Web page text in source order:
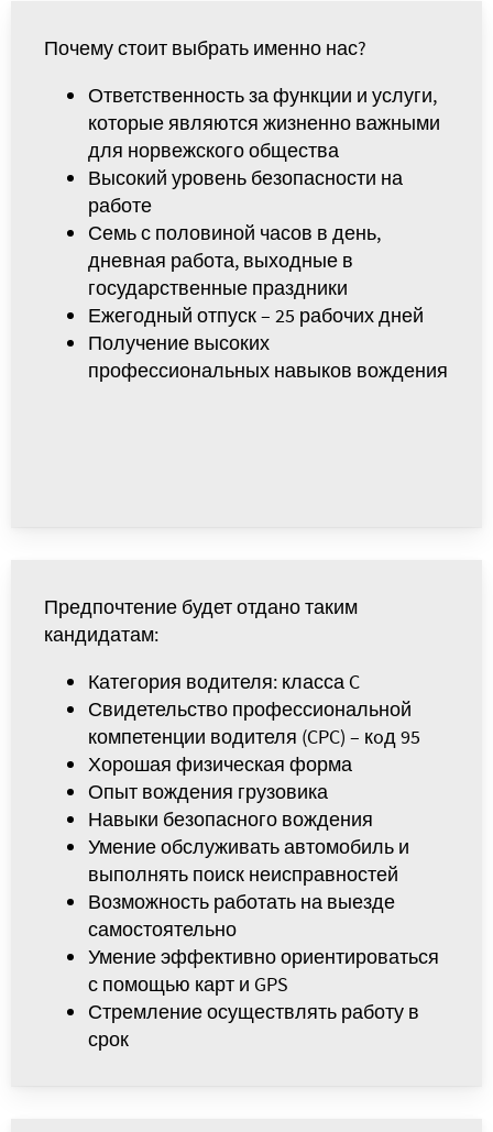
Почему стоит выбрать именно нас?
Ответственность за функции и услуги,
которые являются жизненно важными
для норвежского общества
Высокий уровень безопасности на
работе
Семь с половиной часов в день,
дневная работа, выходные в
государственные праздники
Ежегодный отпуск – 25 рабочих дней
Получение высоких
профессиональных навыков вождения
Предпочтение будет отдано таким
кандидатам:
Категория водителя: класса C
Свидетельство профессиональной
компетенции водителя (CPC) – кoд 95
Хорошая физическая форма
Опыт вождения грузовика
Навыки безопасного вождения
Умение обслуживать автомобиль и
выполнять поиск неисправностей
Возможность работать на выезде
самостоятельно
Умение эффективно ориентироваться
с помощью карт и GPS
Стремление осуществлять работу в
срок